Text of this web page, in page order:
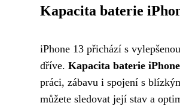
Kapacita baterie
iPhone 13 přichází s
dříve. Kapacita baterie
práci, zábavu i spojení s
můžete sledovat její stav a